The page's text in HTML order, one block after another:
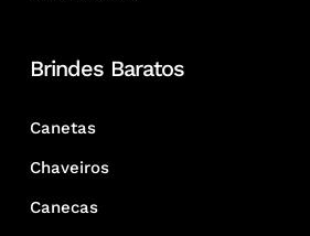
Brindes Baratos
Canetas
Chaveiros
Canecas